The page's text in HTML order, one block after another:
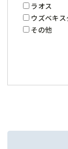
ラオス
ウズベキス
その他